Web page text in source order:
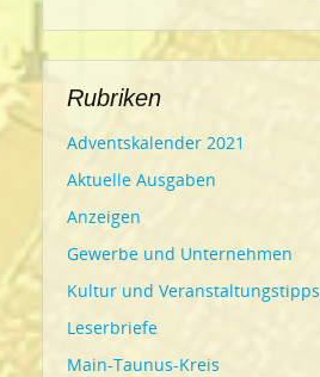
Rubriken
Adventskalender 2021
Aktuelle Ausgaben
Anzeigen
Gewerbe und Unternehmen
Kultur und Veranstaltungstipps
Leserbriefe
Main-Taunus-Kreis